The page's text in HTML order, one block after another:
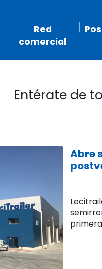
Red
comercial
Entérate de
Abre